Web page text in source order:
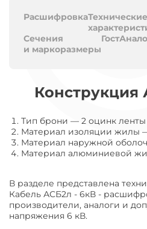
РасшифровкаТехнические
Сечения
и маркоразмеры
Гост
Конструкция
Тип брони — 2 оцинк ленты
Материал изоляции жилы
Материал наружной
Материал алюминиевой
В разделе представлена
Кабель АСБ2л - 6кВ -
производители, аналоги и
напряжения 6 кВ.